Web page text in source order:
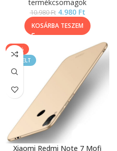
termékcsomagok
10.980Ft 4.980 Ft
KOSÁRBA TESZEM
-50%
KIEMELT
Xiaomi Redmi Note 7 Mofi